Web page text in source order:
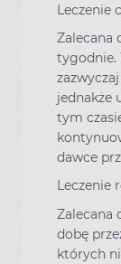
Leczenie
Zalecana
tygodnie.
jednakże
tym
dawce
Leczenie
Zalecana
dobę
których